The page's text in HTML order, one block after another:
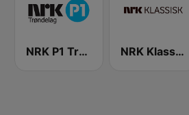
NRK P1 Trøndelag NRK Klassisk